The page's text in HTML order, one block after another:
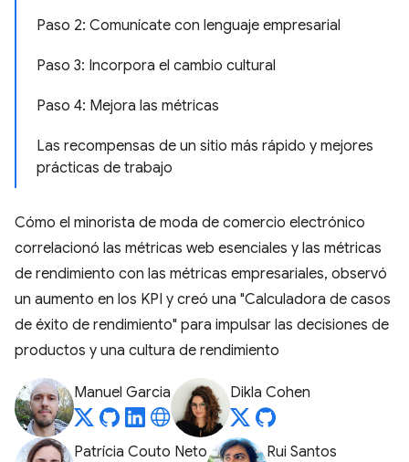
Paso 2: Comunícate con lenguaje empresarial
Paso 3: Incorpora el cambio cultural
Paso 4: Mejora las métricas
Las recompensas de un sitio más rápido y mejores
prácticas de trabajo
Cómo el minorista de moda de comercio electrónico
correlacionó las métricas web esenciales y las métricas
de rendimiento con las métricas empresariales, observó
un aumento en los KPI y creó una "Calculadora de casos
de éxito de rendimiento" para impulsar las decisiones de
productos y una cultura de rendimiento
Manuel Garcia Dikla Cohen
Patrícia Couto Neto Rui Santos